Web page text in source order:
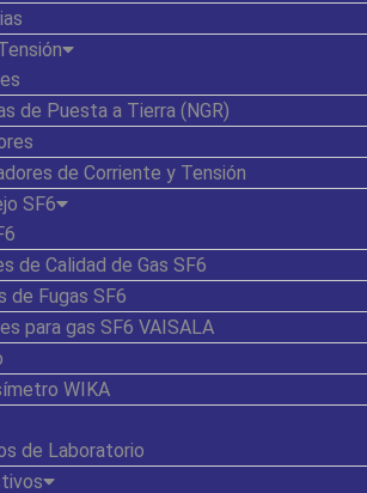
de Puesta a Tierra (NGR)
de Corriente y Tensión
SF6
de Calidad de Gas SF6
de Fugas SF6
para gas SF6 VAISALA
WIKA
de Laboratorio